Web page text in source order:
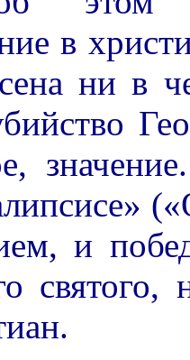
в
ни в
и
святого,